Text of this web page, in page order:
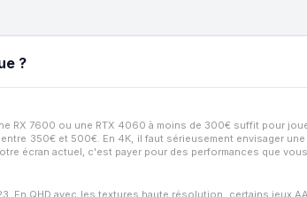
?
RX 7600 ou une RTX 4060 à moins de 300€ suffit pour
350€ et 500€. En 4K, il faut sérieusement envisager
écran actuel, c'est payer pour des performances que
QHD avec les textures haute résolution, certains jeux